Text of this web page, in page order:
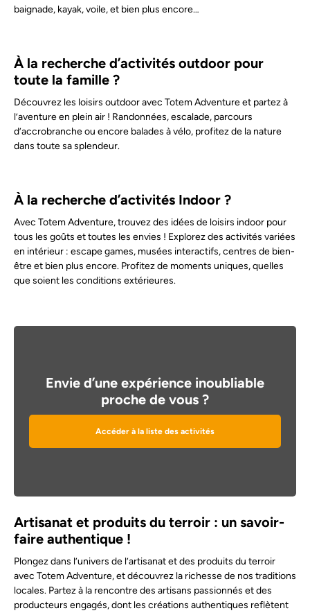
baignade, kayak, voile, et bien plus encore…
À la recherche d’activités outdoor pour
toute la famille ?
Découvrez les loisirs outdoor avec Totem Adventure et partez à
l’aventure en plein air ! Randonnées, escalade, parcours
d’accrobranche ou encore balades à vélo, profitez de la nature
dans toute sa splendeur.
À la recherche d’activités Indoor ?
Avec Totem Adventure, trouvez des idées de loisirs indoor pour
tous les goûts et toutes les envies ! Explorez des activités variées
en intérieur : escape games, musées interactifs, centres de bien-
être et bien plus encore. Profitez de moments uniques, quelles
que soient les conditions extérieures.
Envie d’une expérience inoubliable
proche de vous ?
Accéder à la liste des activités
Artisanat et produits du terroir : un savoir-
faire authentique !
Plongez dans l’univers de l’artisanat et des produits du terroir
avec Totem Adventure, et découvrez la richesse de nos traditions
locales. Partez à la rencontre des artisans passionnés et des
producteurs engagés, dont les créations authentiques reflètent